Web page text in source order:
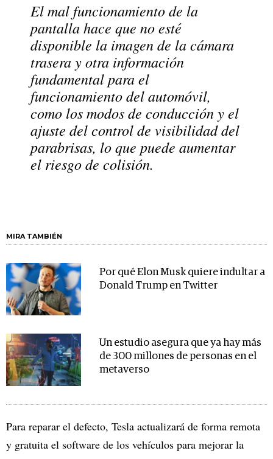
El mal funcionamiento de la
pantalla hace que no esté
disponible la imagen de la cámara
trasera y otra información
fundamental para el
funcionamiento del automóvil,
como los modos de conducción y el
ajuste del control de visibilidad del
parabrisas, lo que puede aumentar
el riesgo de colisión.
MIRA TAMBIÉN
Por qué Elon Musk quiere indultar a
Donald Trump en Twitter
Un estudio asegura que ya hay más
de 300 millones de personas en el
metaverso
Para reparar el defecto, Tesla actualizará de forma remota
y gratuita el software de los vehículos para mejorar la